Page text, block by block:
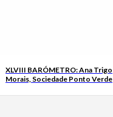
XLVIII BARÓMETRO: Ana Trigo
Morais, Sociedade Ponto Verde